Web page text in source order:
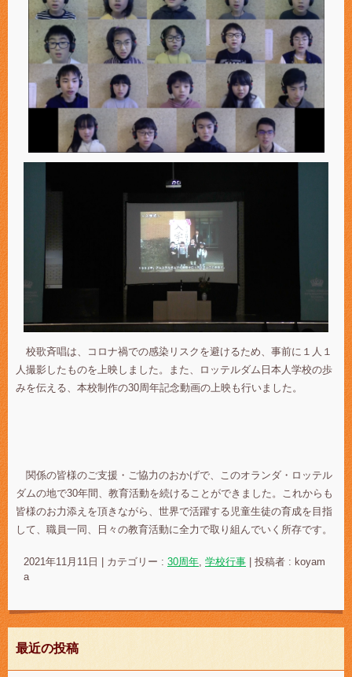
校歌斉唱は、コロナ禍での感染リスクを避けるため、事前に１人１
人撮影したものを上映しました。また、ロッテルダム日本人学校の歩
みを伝える、本校制作の30周年記念動画の上映も行いました。
関係の皆様のご支援・ご協力のおかげで、このオランダ・ロッテル
ダムの地で30年間、教育活動を続けることができました。これからも
皆様のお力添えを頂きながら、世界で活躍する児童生徒の育成を目指
して、職員一同、日々の教育活動に全力で取り組んでいく所存です。
2021年11月11日 | カテゴリー : 30周年 学校行事 | 投稿者 : koyam
a
最近の投稿